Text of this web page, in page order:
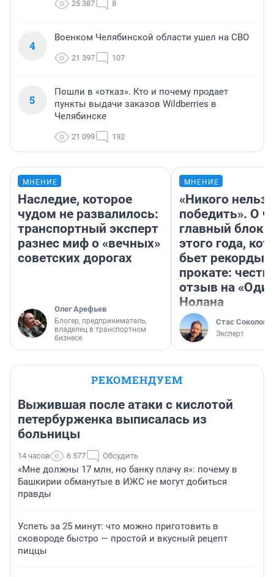
25 387 8
4
Военком Челябинской области ушел на СВО
21 397 107
5
Пошли в «отказ». Кто и почему продает
пункты выдачи заказов Wildberries в
Челябинске
21 099 192
МНЕНИЕ
Наследие, которое
чудом не развалилось:
транспортный эксперт
разнес миф о «вечных»
советских дорогах
Олег Арефьев
Блогер, предприниматель,
владелец в транспортном
бизнесе
МНЕНИЕ
«Никого нельзя
победить». О
главный
этого года,
бьет рекорды в
прокате:
отзыв на
Нолана
Стас Соколов
Эксперт
РЕКОМЕНДУЕМ
Выжившая после атаки с кислотой
петербурженка выписалась из
больницы
14 часов 6 577 Обсудить
«Мне должны 17 млн, но банку плачу я»: почему в
Башкирии обманутые в ИЖС не могут добиться
правды
Успеть за 25 минут: что можно приготовить в
сковороде быстро — простой и вкусный рецепт
пиццы